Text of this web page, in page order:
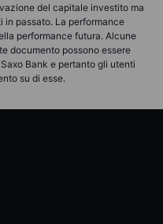
del capitale investito ma
passato. La performance
performance futura. Alcune
documento possono essere
Bank e pertanto gli utenti
su di esse.